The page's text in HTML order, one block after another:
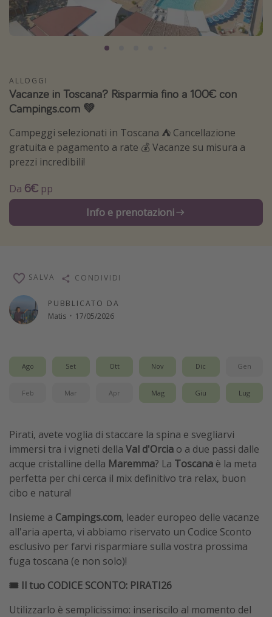
Grecia
Baleari
Malta
Canarie
Capo Verde
Tipo di vacanza
Vacanze last minute
Vacanze all inclusive
Vacanze estate 2026
Vacanze al mare
Viaggi per single
Altri argomenti
Città più visitate
ALLOGGI
Vacanze in Toscana? Risparmia fino a 100€ con
Campings.com 💚
Campeggi selezionati in Toscana ⛺️ Cancellazione
gratuita e pagamento a rate 💰 Vacanze su misura a
prezzi incredibili!
Da 6€ pp
Info e prenotazioni
PUBBLICATO DA
Matis · 17/05/2026
SALVA CONDIVIDI
Ago Set Ott Nov Dic Gen
Feb Mar Apr Mag Giu Lug
Pirati, avete voglia di staccare la spina e svegliarvi
immersi tra i vigneti della Val d'Orcia o a due passi dalle
acque cristalline della Maremma? La Toscana è la meta
perfetta per chi cerca il mix definitivo tra relax, buon
cibo e natura!
Insieme a Campings.com, leader europeo delle vacanze
all'aria aperta, vi abbiamo riservato un Codice Sconto
esclusivo per farvi risparmiare sulla vostra prossima
fuga toscana (e non solo)!
🎟️ Il tuo CODICE SCONTO: PIRATI26
Utilizzarlo è semplicissimo: inseriscilo al momento del